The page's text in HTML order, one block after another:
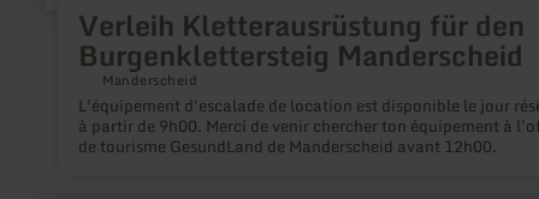
Verleih Kletterausrüstung für den
Burgenklettersteig Manderscheid
Manderscheid
L'équipement d'escalade de location est disponible le jour
à partir de 9h00. Merci de venir chercher ton équipement à
de tourisme GesundLand de Manderscheid avant 12h00.